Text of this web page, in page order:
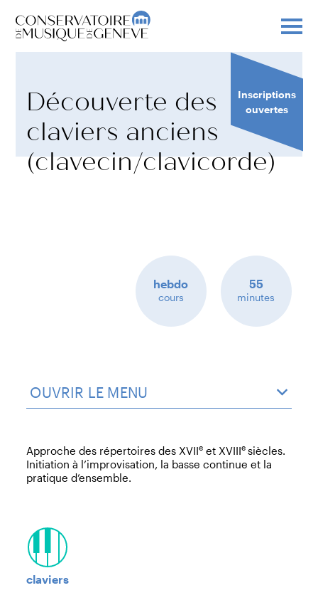
Découverte des
claviers anciens
(clavecin/clavicorde)
Inscriptions
ouvertes
hebdo
cours
55
minutes
OUVRIR LE MENU
Approche des répertoires des XVIIe et XVIIIe siècles.
Initiation à l’improvisation, la basse continue et la
pratique d’ensemble.
claviers